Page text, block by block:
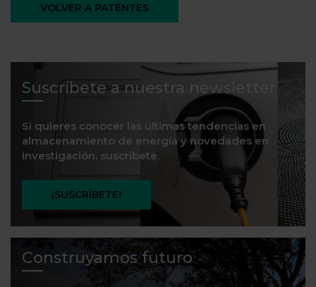
VOLVER A PATENTES
Suscríbete a nuestra newsletter
Si quieres conocer las últimas tendencias en
almacenamiento de energía y novedades en
investigación, suscríbete.
¡SUSCRÍBETE!
Construyamos futuro